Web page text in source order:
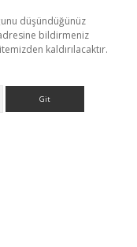
düşündüğünüz
bildirmeniz
kaldırılacaktır.